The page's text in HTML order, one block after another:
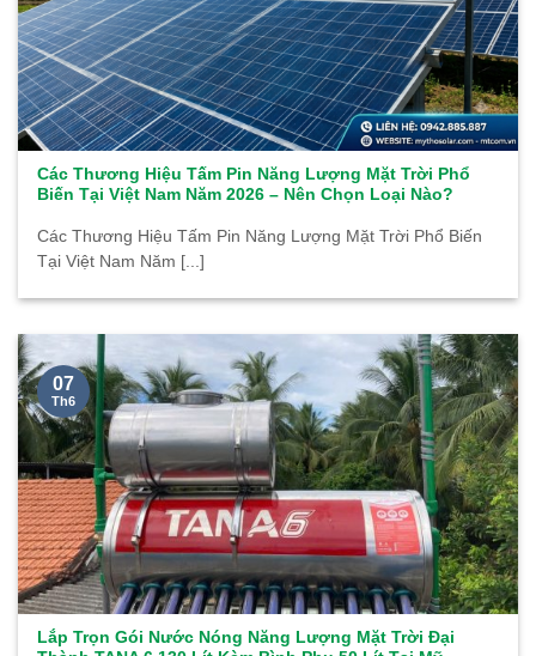
Các Thương Hiệu Tấm Pin Năng Lượng Mặt Trời Phổ
Biến Tại Việt Nam Năm 2026 – Nên Chọn Loại Nào?
Các Thương Hiệu Tấm Pin Năng Lượng Mặt Trời Phổ Biến
Tại Việt Nam Năm [...]
Lắp Trọn Gói Nước Nóng Năng Lượng Mặt Trời Đại
07
Th6